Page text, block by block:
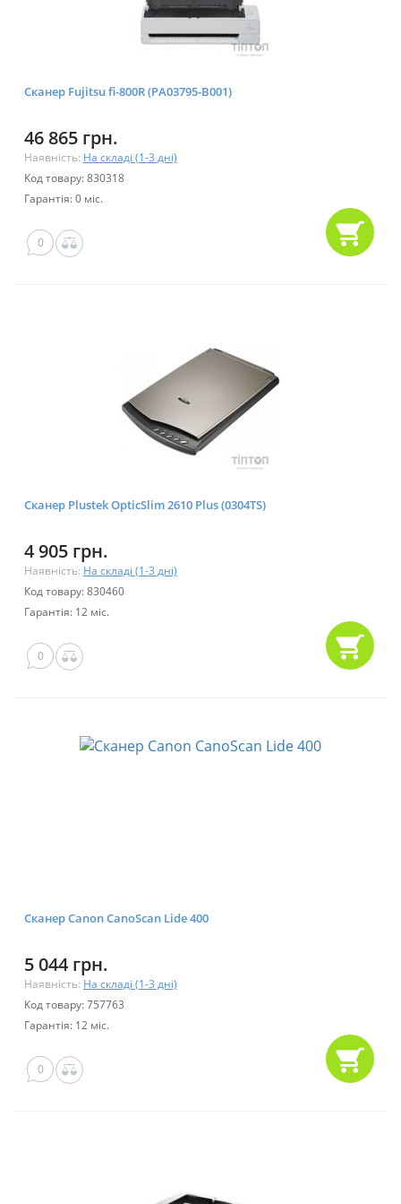
Сканер Fujitsu fi-800R (PA03795-B001)
46 865 грн.
Наявність: На складі (1-3 дні)
Код товару: 830318
Гарантія: 0 міс.
0
Сканер Plustek OpticSlim 2610 Plus (0304TS)
4 905 грн.
Наявність: На складі (1-3 дні)
Код товару: 830460
Гарантія: 12 міс.
0
Сканер Canon CanoScan Lide 400
5 044 грн.
Наявність: На складі (1-3 дні)
Код товару: 757763
Гарантія: 12 міс.
0